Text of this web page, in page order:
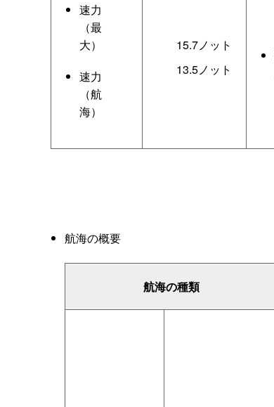
速力
（最
大）
速力
（航
海）
15.7ノット
13.5ノット
航海の概要
航海の種類